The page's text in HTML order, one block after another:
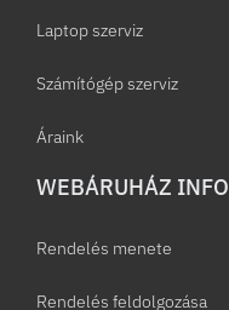
Laptop szerviz
Számítógép szerviz
Áraink
WEBÁRUHÁZ INFO
Rendelés menete
Rendelés feldolgozása